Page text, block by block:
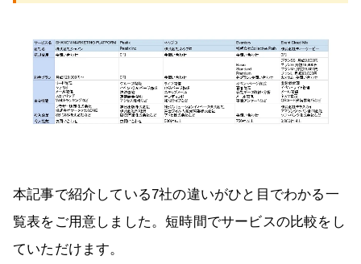
本記事で紹介している7社の違いがひと目でわかる一
覧表をご用意しました。短時間でサービスの比較をし
ていただけます。